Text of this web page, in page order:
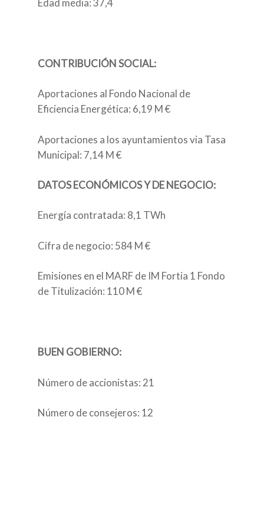
Edad media: 37,4
CONTRIBUCIÓN SOCIAL:
Aportaciones al Fondo Nacional de
Eficiencia Energética: 6,19 M €
Aportaciones a los ayuntamientos via Tasa
Municipal: 7,14 M €
DATOS ECONÓMICOS Y DE NEGOCIO:
Energía contratada: 8,1 TWh
Cifra de negocio: 584 M €
Emisiones en el MARF de IM Fortia 1 Fondo
de Titulización: 110 M €
BUEN GOBIERNO:
Número de accionistas: 21
Número de consejeros: 12
NUESTROS